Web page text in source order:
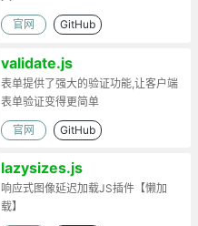
官网 GitHub
validate.js
表单提供了强大的验证功能,让客户端
表单验证变得更简单
官网 GitHub
lazysizes.js
响应式图像延迟加载JS插件【懒加
载】